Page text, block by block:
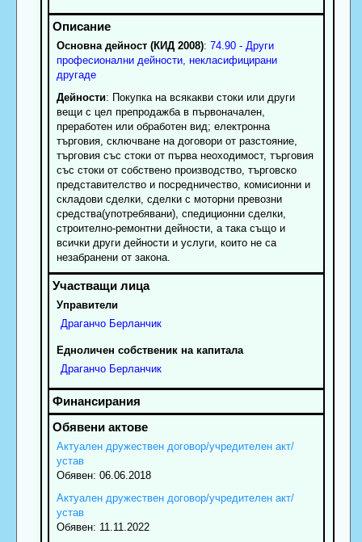
Основна дейност (КИД 2008): 74.90 - Други
професионални дейности, некласифицирани
другаде
Дейности: Покупка на всякакви стоки или други
вещи с цел препродажба в първоначален,
преработен или обработен вид; електронна
търговия, сключване на договори от разстояние,
търговия със стоки от първа неоходимост, търговия
със стоки от собствено производство, търговско
представителство и посредничество, комисионни и
складови сделки, сделки с моторни превозни
средства(употребявани), спедиционни сделки,
строително-ремонтни дейности, а така също и
всички други дейности и услуги, които не са
незабранени от закона.
Управители
Драганчо Берланчик
Едноличен собственик на капитала
Драганчо Берланчик
Актуален дружествен договор/учредителен акт/
устав
Обявен: 06.06.2018
Актуален дружествен договор/учредителен акт/
устав
Обявен: 11.11.2022